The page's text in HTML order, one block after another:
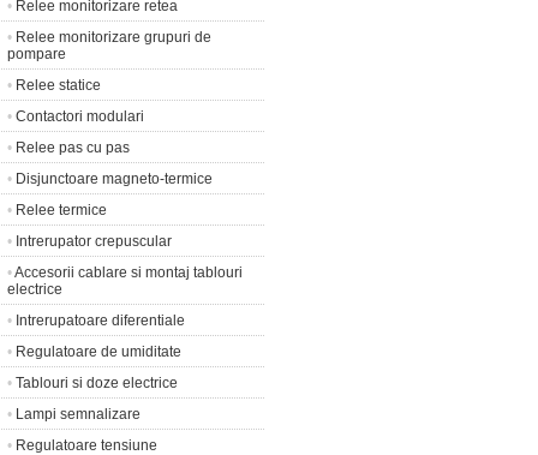
• Relee monitorizare retea
• Relee monitorizare grupuri de
pompare
• Relee statice
• Contactori modulari
• Relee pas cu pas
• Disjunctoare magneto-termice
• Relee termice
• Intrerupator crepuscular
•Accesorii cablare si montaj tablouri
electrice
• Intrerupatoare diferentiale
• Regulatoare de umiditate
• Tablouri si doze electrice
• Lampi semnalizare
• Regulatoare tensiune